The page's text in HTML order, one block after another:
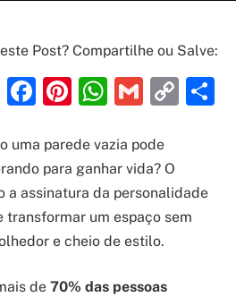
Post? Compartilhe ou Salve:
Facebook
Pinterest
Gmail
uma parede vazia pode
para ganhar vida? O
a assinatura da personalidade
transformar um espaço sem
e cheio de estilo.
de 70% das pessoas